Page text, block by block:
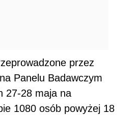
przez
Panelu Badawczym
27-28 maja na
1080 osób powyżej 18